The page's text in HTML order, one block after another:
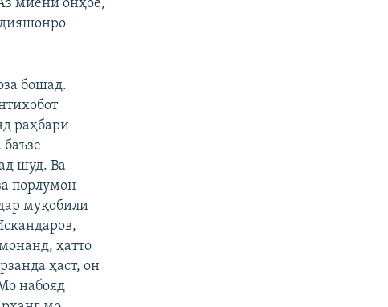
миёни онҳое,
бошад.
раҳбари
шуд. Ва
порлумон
муқобили
ҳатто
ҳаст, он
набояд